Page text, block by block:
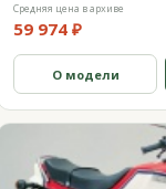
Средняя цена в архиве
59 974 ₽
О модели